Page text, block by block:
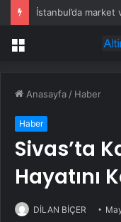
Menü
Anasayfa / Haber
Haber
Sivas’ta
Hayatını
DİLAN BİÇER